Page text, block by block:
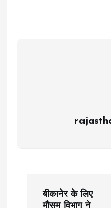
बीकानेर के लिए
मौसम विभाग ने